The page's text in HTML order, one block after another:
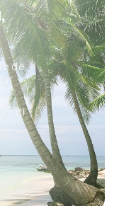
de
îți